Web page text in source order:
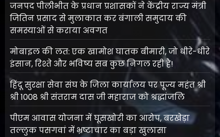
जनपद पीलीभीत के प्रधान प्रशासकों ने केंद्रीय राज्य मंत्री
जितिन प्रसाद से मुलाकात कर बंगाली समुदाय की
समस्याओं से कराया अवगत
मोबाइल की लत: एक खामोश घातक बीमारी, जो धीरे-धीरे
इंसान, रिश्ते और भविष्य सब कुछ निगल रही है!
हिंदू सुरक्षा सेवा संघ के जिला कार्यालय पर पूज्य महंत श्री
श्री 1008 श्री संतराम दास जी महाराज को श्रद्धांजलि
पीएम आवास योजना में घूसखोरी का आरोप, बरखेड़ा
तल्लुक पसगवां में भ्रष्टाचार का बड़ा खुलासा